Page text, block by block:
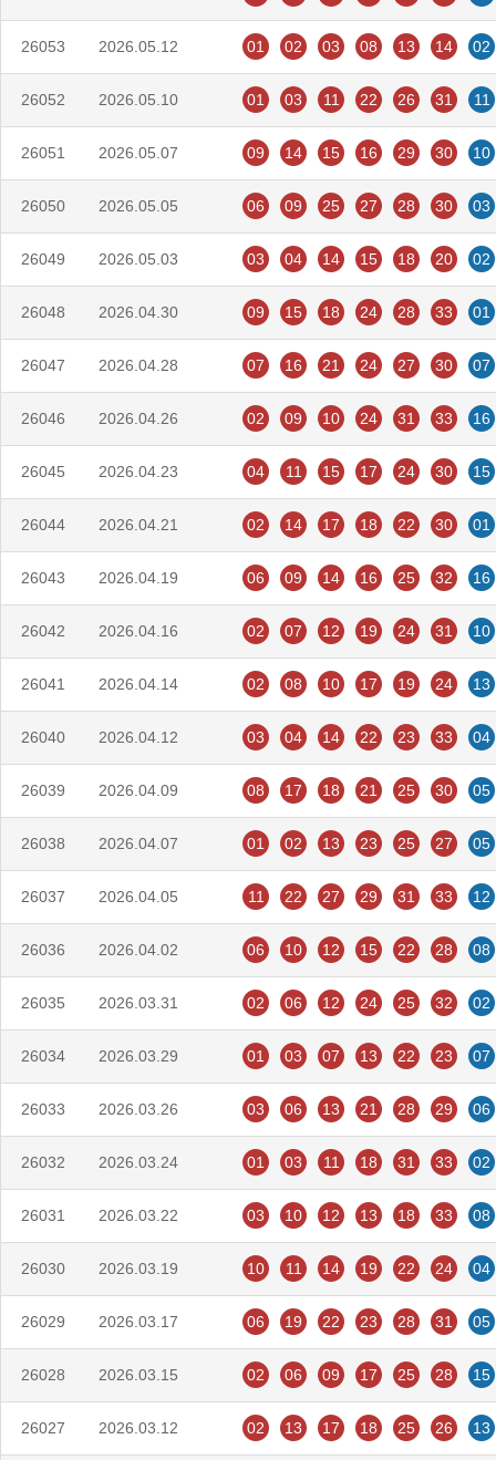
26053 2026.05.12 01 02 03 08 13 14 02
26052 2026.05.10 01 03 11 22 26 31 11
26051 2026.05.07 09 14 15 16 29 30 10
26050 2026.05.05 06 09 25 27 28 30 03
26049 2026.05.03 03 04 14 15 18 20 02
26048 2026.04.30 09 15 18 24 28 33 01
26047 2026.04.28 07 16 21 24 27 30 07
26046 2026.04.26 02 09 10 24 31 33 16
26045 2026.04.23 04 11 15 17 24 30 15
26044 2026.04.21 02 14 17 18 22 30 01
26043 2026.04.19 06 09 14 16 25 32 16
26042 2026.04.16 02 07 12 19 24 31 10
26041 2026.04.14 02 08 10 17 19 24 13
26040 2026.04.12 03 04 14 22 23 33 04
26039 2026.04.09 08 17 18 21 25 30 05
26038 2026.04.07 01 02 13 23 25 27 05
26037 2026.04.05 11 22 27 29 31 33 12
26036 2026.04.02 06 10 12 15 22 28 08
26035 2026.03.31 02 06 12 24 25 32 02
26034 2026.03.29 01 03 07 13 22 23 07
26033 2026.03.26 03 06 13 21 28 29 06
26032 2026.03.24 01 03 11 18 31 33 02
26031 2026.03.22 03 10 12 13 18 33 08
26030 2026.03.19 10 11 14 19 22 24 04
26029 2026.03.17 06 19 22 23 28 31 05
26028 2026.03.15 02 06 09 17 25 28 15
26027 2026.03.12 02 13 17 18 25 26 13